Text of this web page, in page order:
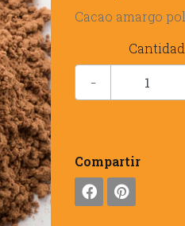
Cacao amargo
Cantidad
-
Compartir